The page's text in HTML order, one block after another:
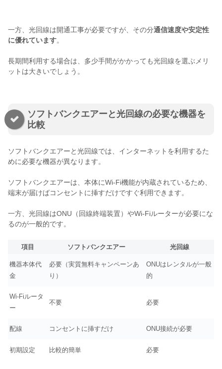
一方、光回線は開通工事が必要ですが、その分通信速度や安定性
に優れています。
長期間利用する場合は、多少手間がかかっても光回線を選ぶメリ
ットは大きいでしょう。
ソフトバンクエアーと光回線の必要な機器を
比較
ソフトバンクエアーと光回線では、インターネットを利用するた
めに必要な機器が異なります。
ソフトバンクエアーは、本体にWi-Fi機能が内蔵されているため、
端末が届けばコンセントに挿すだけですぐ利用できます。
一方、光回線はONU（回線終端装置）やWi-Fiルーターが必要にな
るのが一般的です。
項目 ソフトバンクエアー 光回線
機器本体代
金
必要（実質無料キャンペーンあ
り）
ONUはレンタルが一般
的
Wi-Fiルータ
ー
不要 必要
配線 コンセントに挿すだけ ONU接続が必要
初期設定 比較的簡単 必要